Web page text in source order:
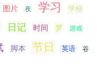
图片 夜 学习 学校
日记 时间 梦 游戏
脚本 节日 英语 谷